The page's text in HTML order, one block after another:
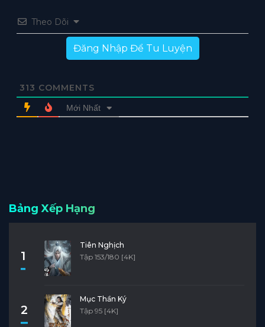
Theo Dõi
Đăng Nhập Để Tu Luyện
313 COMMENTS
Mới Nhất
Bảng Xếp Hạng
1
Tiên Nghịch
Tập 153/180 [4K]
2
Mục Thần Ký
Tập 95 [4K]